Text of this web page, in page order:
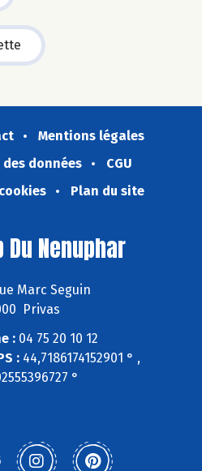
Mentions légales
données
CGU
Plan du site
Du Nenuphar
Marc Seguin
Privas
:04 75 20 10 12
:44,7186174152901 ° ,
°